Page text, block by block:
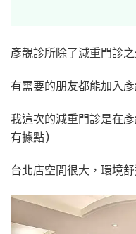
彥靚診所除了減重門診
有需要的朋友都能加入
我這次的減重門診是在
有據點)
台北店空間很大，環境